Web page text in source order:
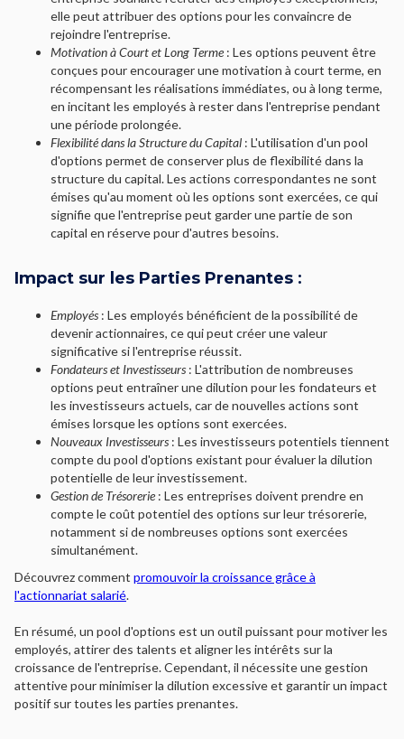
elle peut attribuer des options pour les convaincre de
rejoindre l'entreprise.
Motivation à Court et Long Terme : Les options peuvent être
conçues pour encourager une motivation à court terme, en
récompensant les réalisations immédiates, ou à long terme,
en incitant les employés à rester dans l'entreprise pendant
une période prolongée.
Flexibilité dans la Structure du Capital : L'utilisation d'un pool
d'options permet de conserver plus de flexibilité dans la
structure du capital. Les actions correspondantes ne sont
émises qu'au moment où les options sont exercées, ce qui
signifie que l'entreprise peut garder une partie de son
capital en réserve pour d'autres besoins.
Impact sur les Parties Prenantes :
Employés : Les employés bénéficient de la possibilité de
devenir actionnaires, ce qui peut créer une valeur
significative si l'entreprise réussit.
Fondateurs et Investisseurs : L'attribution de nombreuses
options peut entraîner une dilution pour les fondateurs et
les investisseurs actuels, car de nouvelles actions sont
émises lorsque les options sont exercées.
Nouveaux Investisseurs : Les investisseurs potentiels tiennent
compte du pool d'options existant pour évaluer la dilution
potentielle de leur investissement.
Gestion de Trésorerie : Les entreprises doivent prendre en
compte le coût potentiel des options sur leur trésorerie,
notamment si de nombreuses options sont exercées
simultanément.
Découvrez comment promouvoir la croissance grâce à
l'actionnariat salarié.
En résumé, un pool d'options est un outil puissant pour motiver les
employés, attirer des talents et aligner les intérêts sur la
croissance de l'entreprise. Cependant, il nécessite une gestion
attentive pour minimiser la dilution excessive et garantir un impact
positif sur toutes les parties prenantes.